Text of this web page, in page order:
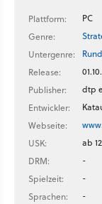
Plattform:
PC
Genre:
Untergenre:
Release:
Publisher:
dtp
Entwickler:
Webseite:
USK:
ab
DRM:
-
Spielzeit:
-
Sprachen:
-